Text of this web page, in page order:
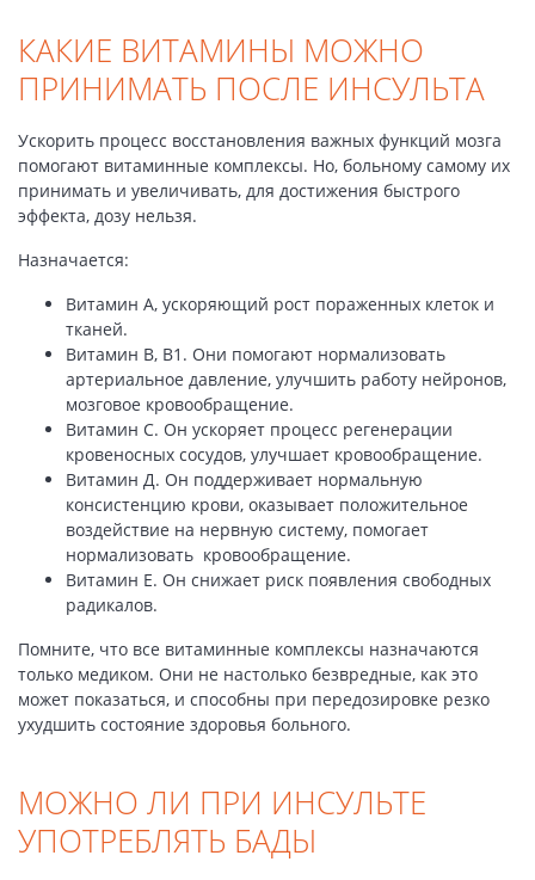
КАКИЕ ВИТАМИНЫ МОЖНО
ПРИНИМАТЬ ПОСЛЕ ИНСУЛЬТА
Ускорить процесс восстановления важных функций мозга
помогают витаминные комплексы. Но, больному самому их
принимать и увеличивать, для достижения быстрого
эффекта, дозу нельзя.
Назначается:
Витамин А, ускоряющий рост пораженных клеток и
тканей.
Витамин В, В1. Они помогают нормализовать
артериальное давление, улучшить работу нейронов,
мозговое кровообращение.
Витамин С. Он ускоряет процесс регенерации
кровеносных сосудов, улучшает кровообращение.
Витамин Д. Он поддерживает нормальную
консистенцию крови, оказывает положительное
воздействие на нервную систему, помогает
нормализовать кровообращение.
Витамин Е. Он снижает риск появления свободных
радикалов.
Помните, что все витаминные комплексы назначаются
только медиком. Они не настолько безвредные, как это
может показаться, и способны при передозировке резко
ухудшить состояние здоровья больного.
МОЖНО ЛИ ПРИ ИНСУЛЬТЕ
УПОТРЕБЛЯТЬ БАДЫ